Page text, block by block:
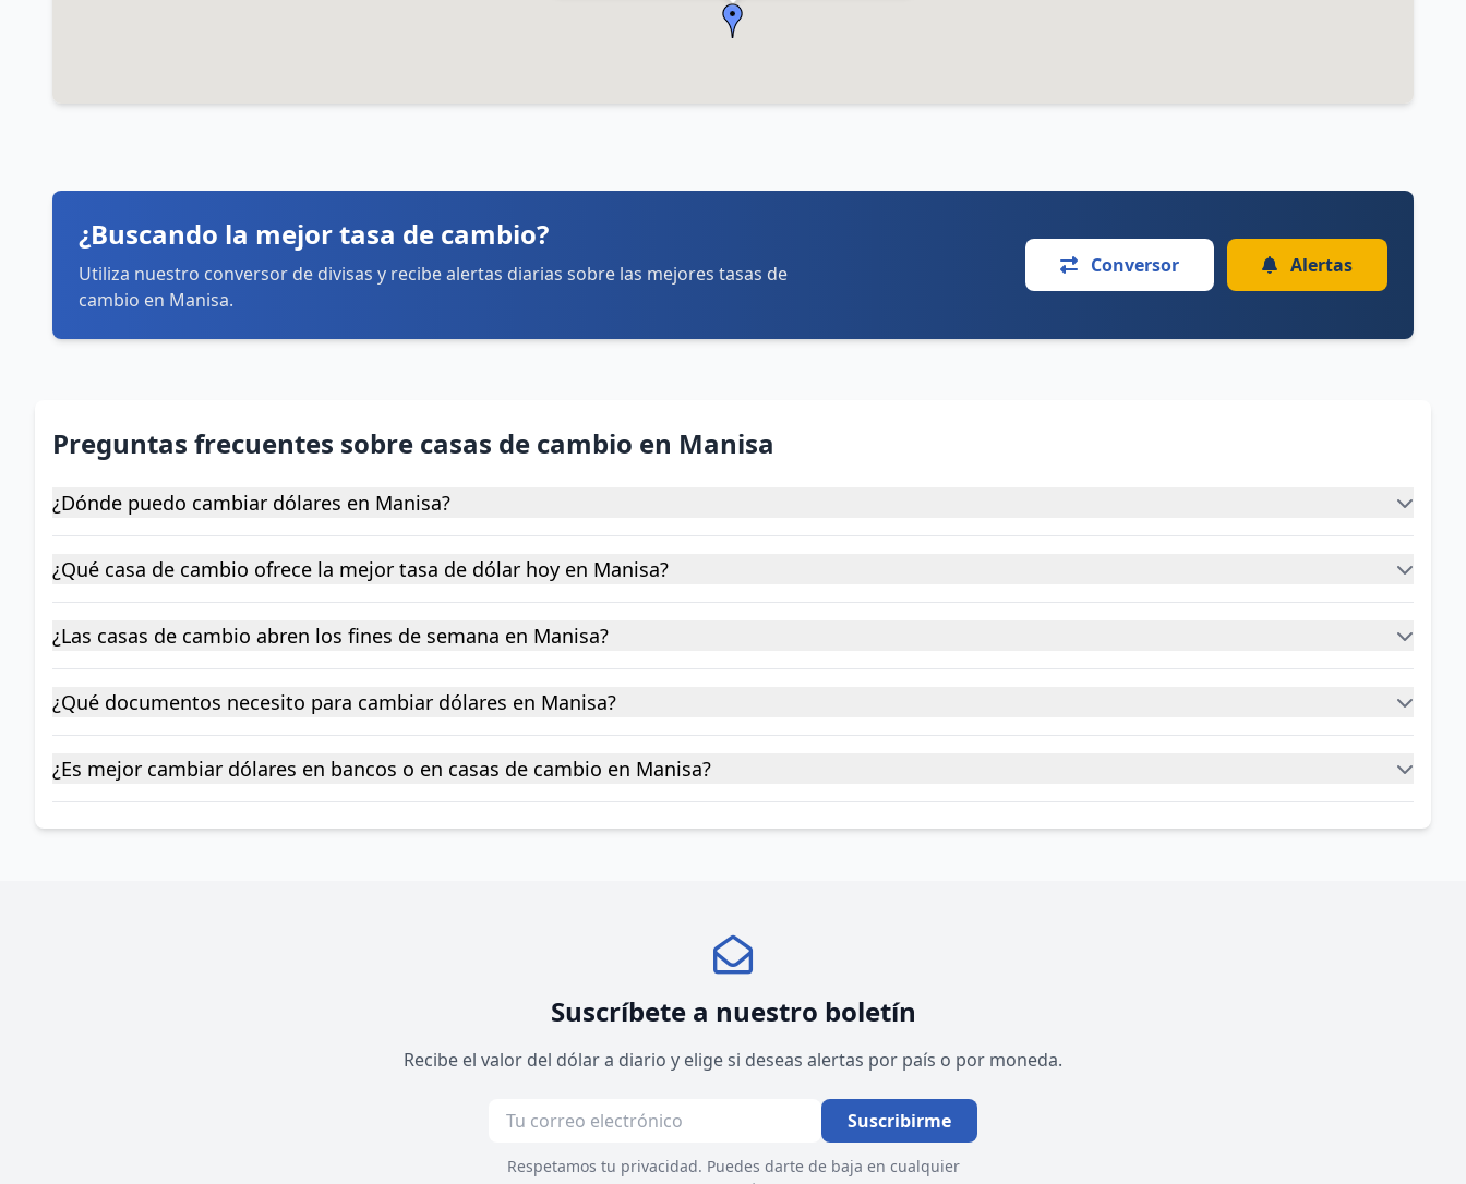
¿Buscando la mejor tasa de cambio?
Utiliza nuestro conversor de divisas y recibe alertas diarias sobre las mejores tasas de
cambio en Manisa.
Conversor Alertas
Preguntas frecuentes sobre casas de cambio en Manisa
¿Dónde puedo cambiar dólares en Manisa?
¿Qué casa de cambio ofrece la mejor tasa de dólar hoy en Manisa?
¿Las casas de cambio abren los fines de semana en Manisa?
¿Qué documentos necesito para cambiar dólares en Manisa?
¿Es mejor cambiar dólares en bancos o en casas de cambio en Manisa?
Suscríbete a nuestro boletín
Recibe el valor del dólar a diario y elige si deseas alertas por país o por moneda.
Suscribirme
Respetamos tu privacidad. Puedes darte de baja en cualquier